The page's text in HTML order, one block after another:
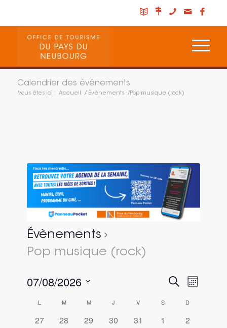
Calendrier des événements
Vous êtes ici : Accueil / Évènements /Pop musique (rock)
Évènements
Pop musique (rock)
Recherche
de
Mois
07/08/2026
date.
Calendrier
de
L M M J V S D
0
27
0
28
0
29
0
30
0
31
0
1
0
2